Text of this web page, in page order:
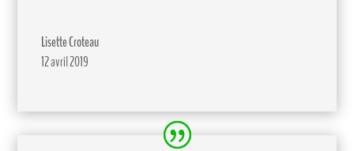
Lisette Croteau
12 avril 2019